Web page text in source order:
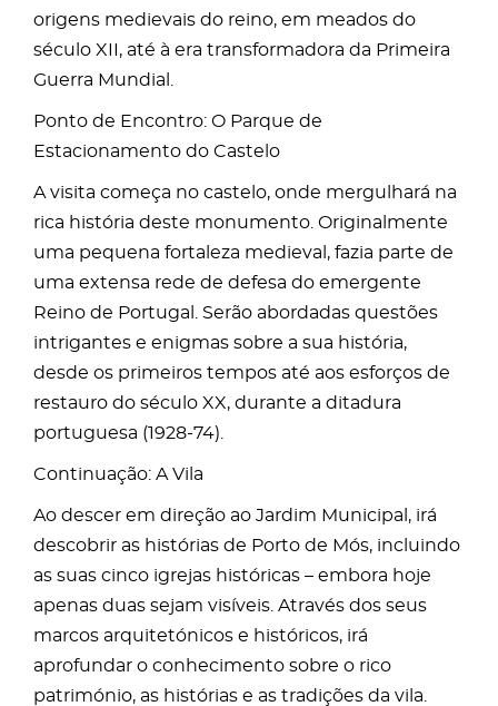
origens medievais do reino, em meados do
século XII, até à era transformadora da Primeira
Guerra Mundial.
Ponto de Encontro: O Parque de
Estacionamento do Castelo
A visita começa no castelo, onde mergulhará na
rica história deste monumento. Originalmente
uma pequena fortaleza medieval, fazia parte de
uma extensa rede de defesa do emergente
Reino de Portugal. Serão abordadas questões
intrigantes e enigmas sobre a sua história,
desde os primeiros tempos até aos esforços de
restauro do século XX, durante a ditadura
portuguesa (1928-74).
Continuação: A Vila
Ao descer em direção ao Jardim Municipal, irá
descobrir as histórias de Porto de Mós, incluindo
as suas cinco igrejas históricas – embora hoje
apenas duas sejam visíveis. Através dos seus
marcos arquitetónicos e históricos, irá
aprofundar o conhecimento sobre o rico
património, as histórias e as tradições da vila.